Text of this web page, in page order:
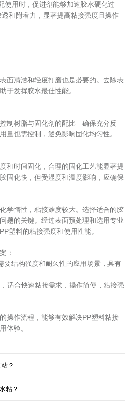
使用时，促进剂能够加速胶水硬化过
和附着力，显著提高粘接强度且操作
面清洁和轻度打磨也是必要的。去除表
于发挥胶水最佳性能。
制树脂与固化剂的配比，确保充分反
量也需控制，避免影响固化均匀性。
和时间固化，合理的固化工艺能显著提
固化快，但受湿度和温度影响，应确保
学惰性，粘接难度较大。选择适合的胶
题的关键。经过表面预处理和选用专业
塑料的粘接强度和使用性能。
：
要结构强度和耐久性的应用场景，具有
适合快速粘接需求，操作简便，粘接强
操作流程，能够有效解决PP塑料粘接
体验。
？
粘？